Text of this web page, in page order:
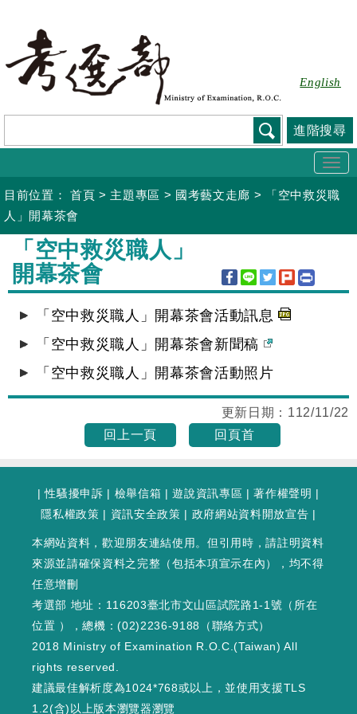
要
容
English
進階搜尋
目前位置： 首頁 > 主題專區 > 國考藝文走廊 >
「空中救災職
人」開幕茶會
「空中救災職人」
開幕茶會
「空中救災職人」開幕茶會活動訊息
「空中救災職人」開幕茶會新聞稿
「空中救災職人」開幕茶會活動照片
更新日期： 112/11/22
回上一頁
回頁首
|性騷擾申訴 | 檢舉信箱 |遊說資訊專區 |著作權聲明 |
隱私權政策 | 資訊安全政策 | 政府網站資料開放宣告 |
本網站資料，歡迎朋友連結使用。但引用時，請註明資料
來源並請確保資料之完整（包括本項宣示在內），均不得
任意增刪
考選部 地址：116203臺北市文山區試院路1-1號（ 所在
位置 ），總機：(02)2236-9188（聯絡方式）
2018 Ministry of Examination R.O.C.(Taiwan) All
rights reserved.
建議最佳解析度為1024*768或以上，並使用支援TLS
1.2(含)以上版本瀏覽器瀏覽